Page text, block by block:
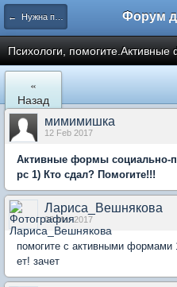
← Нужна помощь
Психологи,
«
Назад
мимимишка
12 Feb 2017
Активные формы социально-
рс 1) Кто сдал? Помогите!!!
Лариса_Вешнякова
08 Mar 2017
помогите с активными формами
ет! зачет